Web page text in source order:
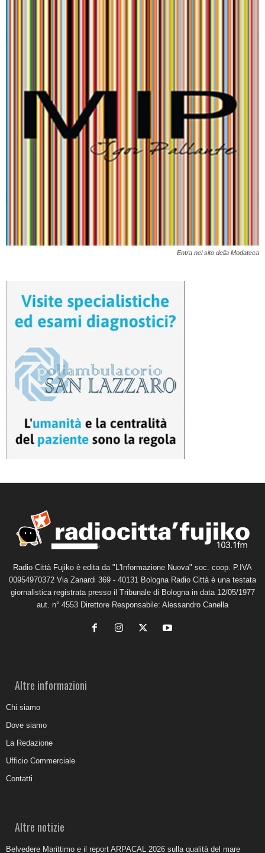
Entra nel sito della Modateca
Radio Città Fujiko è edita da "L'Informazione Nuova" soc. coop. P.IVA
00954970372 Via Zanardi 369 - 40131 Bologna Radio Città è una testata
giornalistica registrata presso il Tribunale di Bologna in data 12/05/1977
aut. n° 4553 Direttore Responsabile: Alessandro Canella
Altre informazioni
Chi siamo
Dove siamo
La Redazione
Ufficio Commerciale
Contatti
Altre notizie
Belvedere Marittimo e il report ARPACAL 2026 sulla qualità del mare